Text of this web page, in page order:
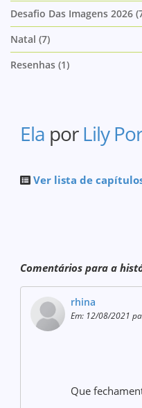
Desafio Das Imagens 2026
Natal (7)
Resenhas (1)
Ela porLily
Ver lista de
Comentários para a
rhina
Em: 12/08/2021
Que